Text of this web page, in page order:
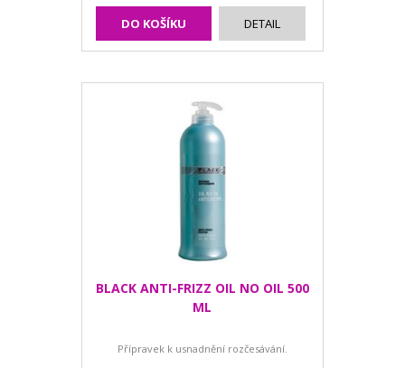
DO KOŠÍKU DETAIL
BLACK ANTI-FRIZZ OIL NO OIL 500
ML
Přípravek k usnadnění rozčesávání.